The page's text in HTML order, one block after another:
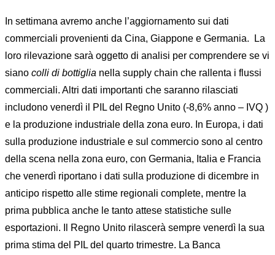
In settimana avremo anche l’aggiornamento sui dati
commerciali provenienti da Cina, Giappone e Germania.
La
loro rilevazione sarà oggetto di analisi per comprendere se vi
siano colli di bottiglia nella supply chain che rallenta i flussi
commerciali. Altri dati importanti che saranno rilasciati
includono venerdì il PIL del Regno Unito (-8,6% anno – IVQ )
e la produzione industriale della zona euro. In Europa, i dati
sulla produzione industriale e sul commercio sono al centro
della scena nella zona euro, con Germania, Italia e Francia
che venerdì riportano i dati sulla produzione di dicembre in
anticipo rispetto alle stime regionali complete, mentre la
prima pubblica anche le tanto attese statistiche sulle
esportazioni. Il Regno Unito rilascerà sempre venerdì la sua
prima stima del PIL del quarto trimestre. La Banca